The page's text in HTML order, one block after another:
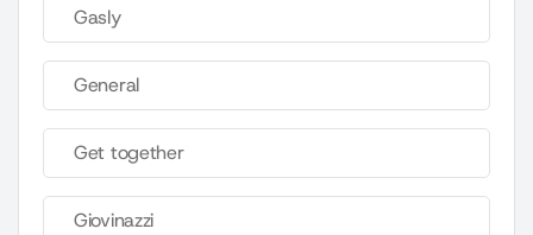
Gasly
General
Get together
Giovinazzi